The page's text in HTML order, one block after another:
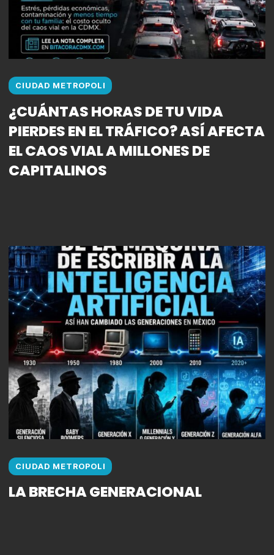
CIUDAD METROPOLI
¿CUÁNTAS HORAS DE TU VIDA
PIERDES EN EL TRÁFICO? ASÍ AFECTA
EL CAOS VIAL A MILLONES DE
CAPITALINOS
CIUDAD METROPOLI
LA BRECHA GENERACIONAL